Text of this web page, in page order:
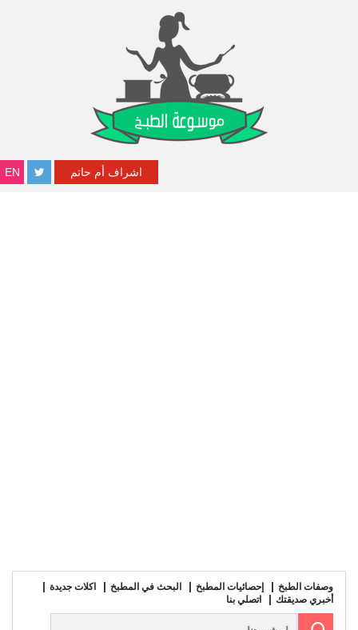
EN اشراف أم حاتم
وصفات الطبخ إحصائيات المطبخ البحث في المطبخ
اكلات جديدة
أخبري صديقتك
اتصلي بنا